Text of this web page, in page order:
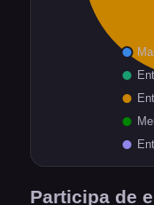
Participa de